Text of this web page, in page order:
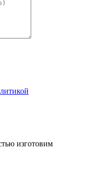
изготовим